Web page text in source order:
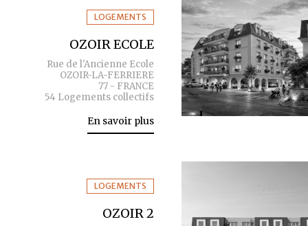
LOGEMENTS
OZOIR ECOLE
Rue de l'Ancienne Ecole
OZOIR-LA-FERRIERE
77 - FRANCE
54 Logements collectifs
En savoir plus
LOGEMENTS
OZOIR 2